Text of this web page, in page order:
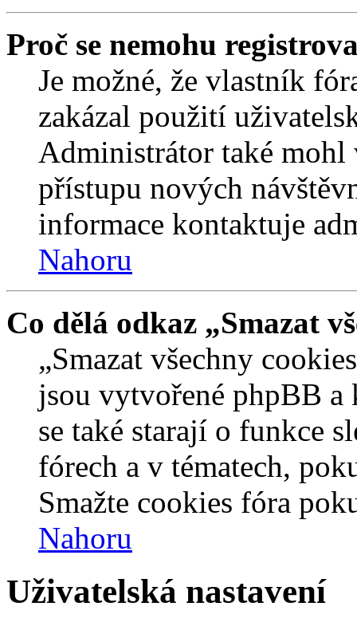
Proč se nemohu
Je možné, že vlastník
zakázal použití
Administrátor také mohl
přístupu nových
informace kontaktuje
Nahoru
Co dělá odkaz „Smazat
„Smazat všechny
jsou vytvořené phpBB a
se také starají o funkce
fórech a v tématech,
Smažte cookies fóra
Nahoru
Uživatelská nastavení